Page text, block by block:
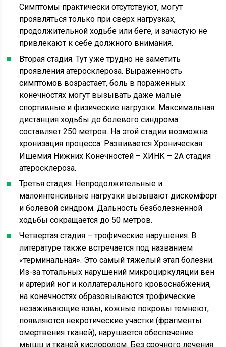
Симптомы практически отсутствуют, могут
проявляться только при сверх нагрузках,
продолжительной ходьбе или беге, и зачастую не
привлекают к себе должного внимания.
Вторая стадия. Тут уже трудно не заметить
проявления атеросклероза. Выраженность
симптомов возрастает, боль в пораженных
конечностях могут вызывать даже малые
спортивные и физические нагрузки. Максимальная
дистанция ходьбы до болевого синдрома
составляет 250 метров. На этой стадии возможна
хронизация процесса. Развивается Хроническая
Ишемия Нижних Конечностей – ХИНК – 2А стадия
атеросклероза.
Третья стадия. Непродолжительные и
малоинтенсивные нагрузки вызывают дискомфорт
и болевой синдром. Дальность безболезненной
ходьбы сокращается до 50 метров.
Четвертая стадия – трофические нарушения. В
литературе также встречается под названием
«терминальная». Это самый тяжелый этап болезни.
Из-за тотальных нарушений микроциркуляции вен
и артерий ног и коллатерального кровоснабжения,
на конечностях образовываются трофические
незаживающие язвы, кожные покровы темнеют,
появляются некротические участки (фрагменты
омертвения тканей), нарушается обеспечение
мышц и тканей кислородом. Без срочного лечения